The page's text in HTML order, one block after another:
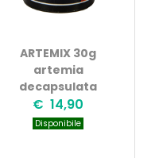
ARTEMIX 30g
artemia
decapsulata
€ 14,90
Disponibile